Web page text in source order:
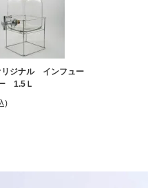
リジナル インフュー
1.5Ｌ
)